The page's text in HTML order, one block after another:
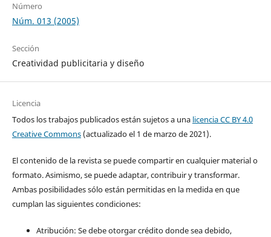
Número
Núm. 013 (2005)
Sección
Creatividad publicitaria y diseño
Licencia
Todos los trabajos publicados están sujetos a una licencia CC BY 4.0
Creative Commons(actualizado el 1 de marzo de 2021).
El contenido de la revista se puede compartir en cualquier material o
formato. Asimismo, se puede adaptar, contribuir y transformar.
Ambas posibilidades sólo están permitidas en la medida en que
cumplan las siguientes condiciones:
Atribución: Se debe otorgar crédito donde sea debido,